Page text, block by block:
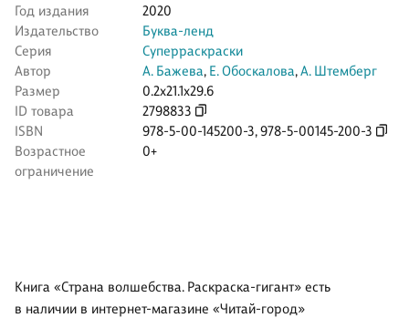
Год издания
2020
Издательство
Буква-ленд
Серия
Суперраскраски
Автор
А. Бажева, Е. Обоскалова,А. Штемберг
Размер
0.2x21.1x29.6
ID товара
2798833
ISBN
978-5-00-145200-3,978-5-00145-200-3
Возрастное
ограничение
0+
Книга «Страна волшебства. Раскраска-гигант» есть
в наличии в интернет-магазине «Читай-город»